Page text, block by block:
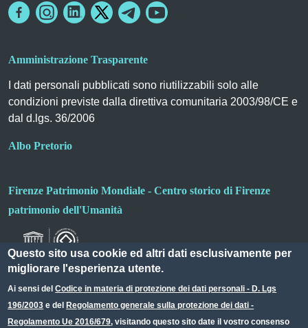
Amministrazione Trasparente
I dati personali pubblicati sono riutilizzabili solo alle
condizioni previste dalla direttiva comunitaria 2003/98/CE e
dal d.lgs. 36/2006
Albo Pretorio
Firenze Patrimonio Mondiale - Centro storico di Firenze
patrimonio dell'Umanità
Small prints
Useful links section
Questo sito usa cookie ed altri dati esclusivamente per
migliorare l'esperienza utente.
Ai sensi delCodice in materia di protezione dei dati personali - D. Lgs
196/2003 e del Regolamento generale sulla protezione dei dati -
Regolamento Ue 2016/679, visitando questo sito date il vostro consenso